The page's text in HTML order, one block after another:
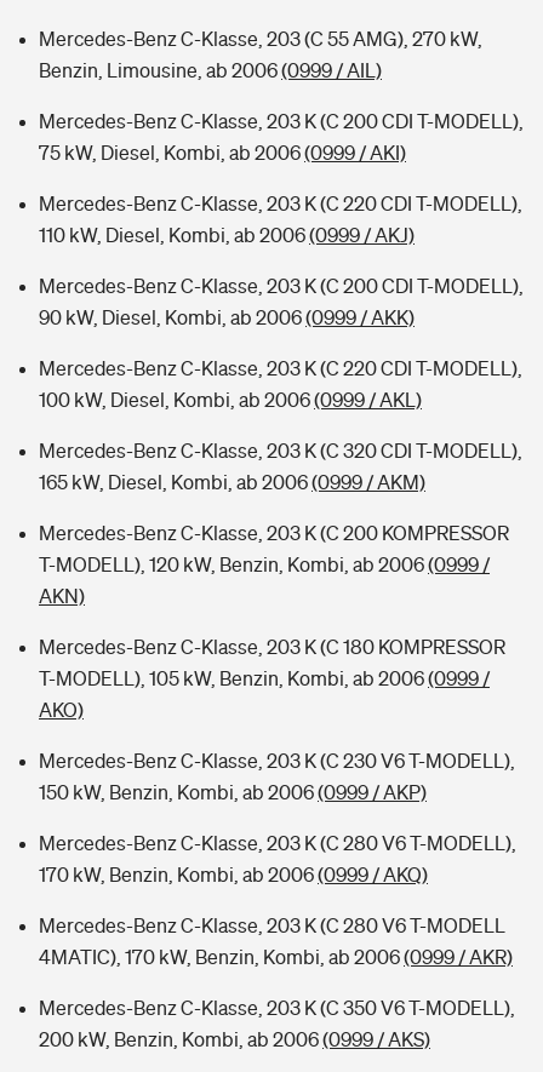
Mercedes-Benz C-Klasse, 203 (C 55 AMG), 270 kW,
Benzin, Limousine, ab 2006(0999 / AIL)
Mercedes-Benz C-Klasse, 203 K (C 200 CDI T-MODELL),
75 kW, Diesel, Kombi, ab 2006(0999 / AKI)
Mercedes-Benz C-Klasse, 203 K (C 220 CDI T-MODELL),
110 kW, Diesel, Kombi, ab 2006(0999 / AKJ)
Mercedes-Benz C-Klasse, 203 K (C 200 CDI T-MODELL),
90 kW, Diesel, Kombi, ab 2006(0999 / AKK)
Mercedes-Benz C-Klasse, 203 K (C 220 CDI T-MODELL),
100 kW, Diesel, Kombi, ab 2006(0999 / AKL)
Mercedes-Benz C-Klasse, 203 K (C 320 CDI T-MODELL),
165 kW, Diesel, Kombi, ab 2006(0999 / AKM)
Mercedes-Benz C-Klasse, 203 K (C 200 KOMPRESSOR
T-MODELL), 120 kW, Benzin, Kombi, ab 2006(0999 /
AKN)
Mercedes-Benz C-Klasse, 203 K (C 180 KOMPRESSOR
T-MODELL), 105 kW, Benzin, Kombi, ab 2006(0999 /
AKO)
Mercedes-Benz C-Klasse, 203 K (C 230 V6 T-MODELL),
150 kW, Benzin, Kombi, ab 2006(0999 / AKP)
Mercedes-Benz C-Klasse, 203 K (C 280 V6 T-MODELL),
170 kW, Benzin, Kombi, ab 2006(0999 / AKQ)
Mercedes-Benz C-Klasse, 203 K (C 280 V6 T-MODELL
4MATIC), 170 kW, Benzin, Kombi, ab 2006(0999 / AKR)
Mercedes-Benz C-Klasse, 203 K (C 350 V6 T-MODELL),
200 kW, Benzin, Kombi, ab 2006(0999 / AKS)